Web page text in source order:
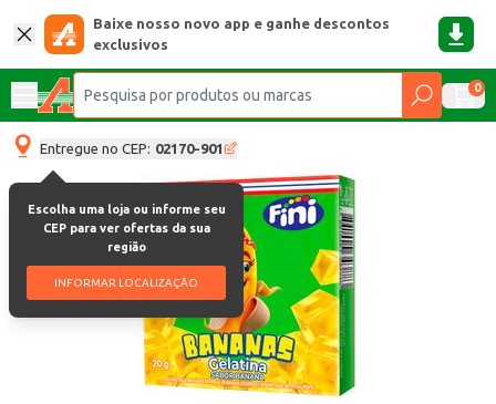
Baixe nosso novo app e ganhe descontos
exclusivos
0
Entregue no CEP: 02170-901
Escolha uma loja ou informe seu
CEP para ver ofertas da sua
região
INFORMAR LOCALIZAÇÃO